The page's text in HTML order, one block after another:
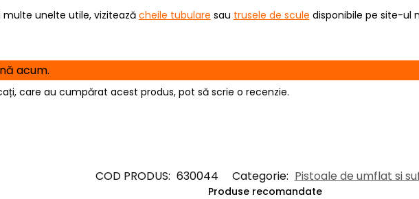
unelte utile, vizitează cheile tubulare sau trusele de scule disponibile pe site-ul
acum.
care au cumpărat acest produs, pot să scrie o recenzie.
COD PRODUS: 630044 Categorie: Pistoale de umflat si
Produse recomandate